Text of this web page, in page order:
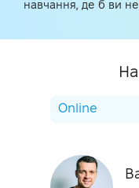
навчання, де б ви
Online